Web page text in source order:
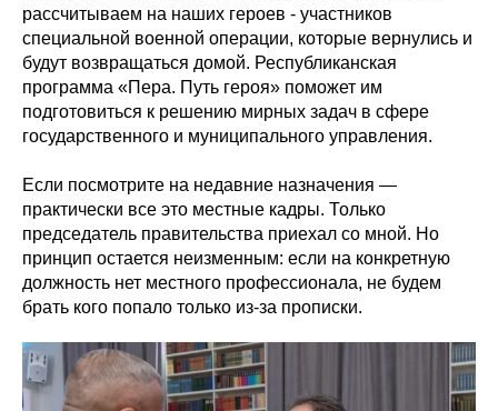
рассчитываем на наших героев - участников
специальной военной операции, которые вернулись и
будут возвращаться домой. Республиканская
программа «Пера. Путь героя» поможет им
подготовиться к решению мирных задач в сфере
государственного и муниципального управления.
Если посмотрите на недавние назначения —
практически все это местные кадры. Только
председатель правительства приехал со мной. Но
принцип остается неизменным: если на конкретную
должность нет местного профессионала, не будем
брать кого попало только из-за прописки.